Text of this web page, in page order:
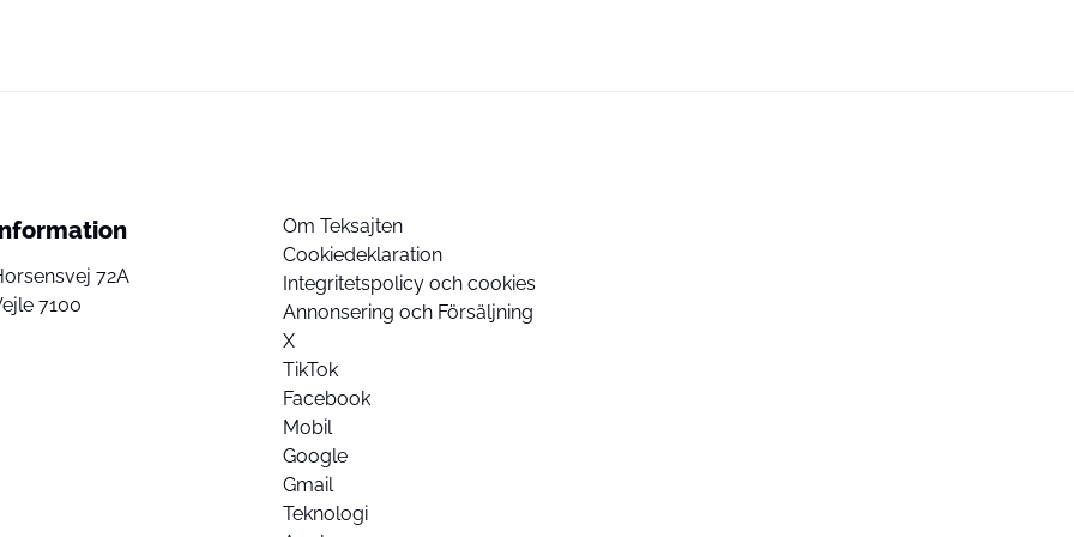
72A
7100
Om Teksajten
Cookiedeklaration
Integritetspolicy och cookies
Annonsering och Försäljning
X
TikTok
Facebook
Mobil
Google
Gmail
Teknologi